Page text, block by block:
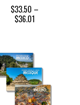
$33.50 –
$36.01Price
$36.01